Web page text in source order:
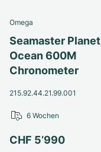
Omega
Seamaster Planet
Ocean 600M
Chronometer
215.92.44.21.99.001
CHF 5’990
6 Wochen